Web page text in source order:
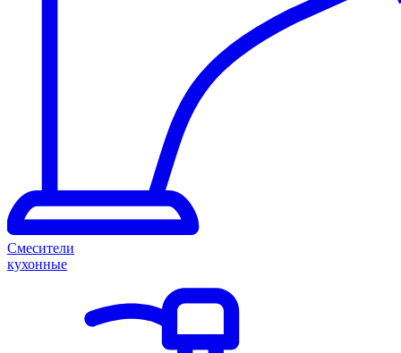
Смесители
кухонные